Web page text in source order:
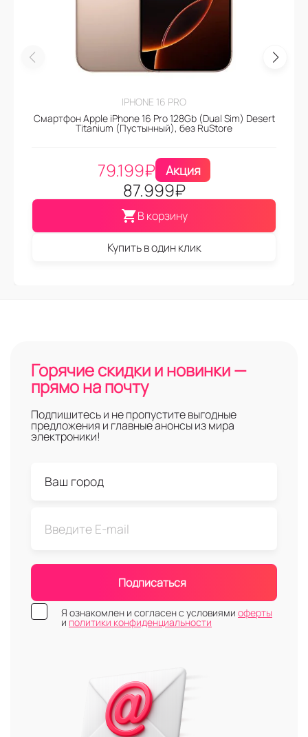
IPHONE 16 PRO
Смартфон Apple iPhone 16 Pro 128Gb (Dual Sim) Desert
Titanium (Пустынный), без RuStore
79.199₽ Акция
87.999₽
В корзину
Купить в один клик
Горячие скидки и новинки —
прямо на почту
Подпишитесь и не пропустите выгодные
предложения и главные анонсы из мира
электроники!
Подписаться
Я ознакомлен и согласен с условиями оферты
и политики конфиденциальности